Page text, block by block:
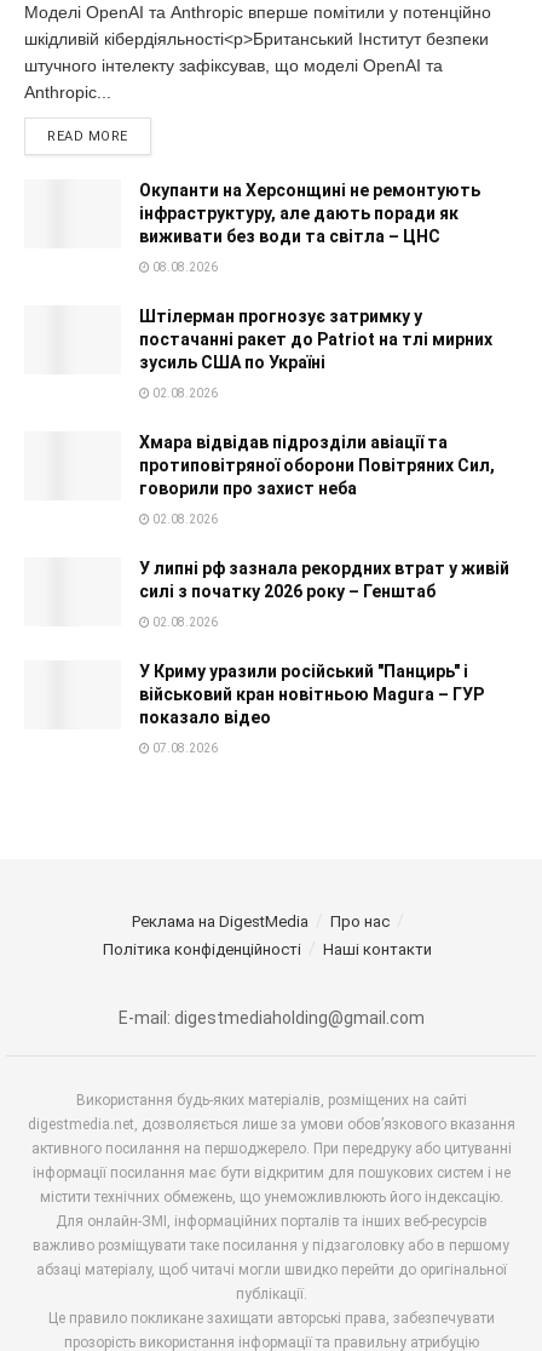
Моделі OpenAI та Anthropic вперше помітили у потенційно
шкідливій кібердіяльності<p>Британський Інститут безпеки
штучного інтелекту зафіксував, що моделі OpenAI та
Anthropic...
READ MORE
Окупанти на Херсонщині не ремонтують
інфраструктуру, але дають поради як
виживати без води та світла – ЦНС
08.08.2026
Штілерман прогнозує затримку у
постачанні ракет до Patriot на тлі мирних
зусиль США по Україні
02.08.2026
Хмара відвідав підрозділи авіації та
протиповітряної оборони Повітряних Сил,
говорили про захист неба
02.08.2026
У липні рф зазнала рекордних втрат у живій
силі з початку 2026 року – Генштаб
02.08.2026
У Криму уразили російський "Панцирь" і
військовий кран новітньою Magura – ГУР
показало відео
07.08.2026
Реклама на DigestMedia
Про нас
Політика конфіденційності
Наші контакти
E-mail: digestmediaholding@gmail.com
Використання будь-яких матеріалів, розміщених на сайті
digestmedia.net, дозволяється лише за умови обов’язкового вказання
активного посилання на першоджерело. При передруку або цитуванні
інформації посилання має бути відкритим для пошукових систем і не
містити технічних обмежень, що унеможливлюють його індексацію.
Для онлайн-ЗМІ, інформаційних порталів та інших веб-ресурсів
важливо розміщувати таке посилання у підзаголовку або в першому
абзаці матеріалу, щоб читачі могли швидко перейти до оригінальної
публікації.
Це правило покликане захищати авторські права, забезпечувати
прозорість використання інформації та правильну атрибуцію